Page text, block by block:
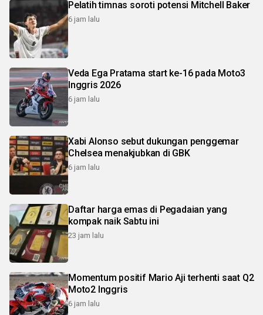
Pelatih timnas soroti potensi Mitchell Baker
6 jam lalu
Veda Ega Pratama start ke-16 pada Moto3
Inggris 2026
6 jam lalu
Xabi Alonso sebut dukungan penggemar
Chelsea menakjubkan di GBK
6 jam lalu
Daftar harga emas di Pegadaian yang
kompak naik Sabtu ini
23 jam lalu
Momentum positif Mario Aji terhenti saat Q2
Moto2 Inggris
6 jam lalu